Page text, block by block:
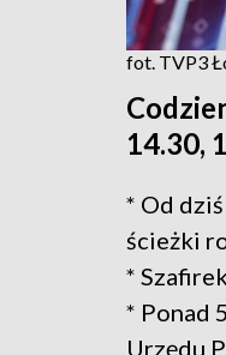
fot. TVP3
14.30,
* Od
ścieżki
*
* Ponad
Urzędu